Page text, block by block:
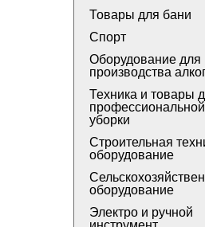
Товары для бани
Спорт
Оборудование для
производства
Техника и товары
профессиональной
уборки
Строительная
оборудование
оборудование
Электро и ручной